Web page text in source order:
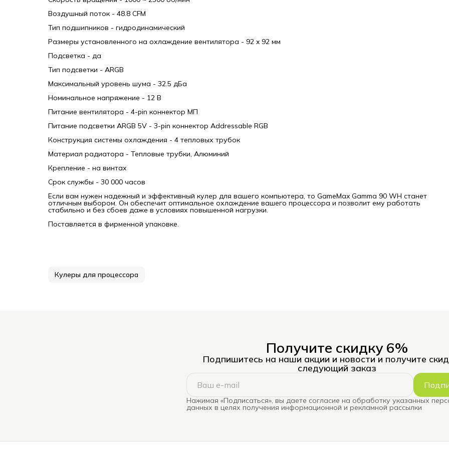
Воздушный поток - 48.8 CFM
Тип подшипников - гидродинамический
Размеры установленного на охлаждение вентилятора - 92 x 92 мм
Подсветка - да
Тип подсветки - ARGB
Максимальный уровень шума - 32.5 дБа
Номинальное напряжение - 12 В
Питание вентилятора - 4-pin коннектор МП
Питание подсветки ARGB 5V - 3-pin коннектор Addressable RGB
Конструкция системы охлаждения - 4 тепловых трубок
Материал радиатора - Тепловые трубки, Алюминий
Крепление - на винтах
Срок службы - 30 000 часов
Если вам нужен надежный и эффективный кулер для вашего компьютера, то GameMax Gamma 90 WH станет
отличным выбором. Он обеспечит оптимальное охлаждение вашего процессора и позволит ему работать
стабильно и без сбоев даже в условиях повышенной нагрузки.
Поставляется в фирменной упаковке.
Кулеры для процессора
Получите скидку 6%
Подпишитесь на наши акции и новости и получите
следующий заказ
Нажимая «Подписаться», вы даете согласие на обработку указанных
данных в целях получения информационной и рекламной рассылки